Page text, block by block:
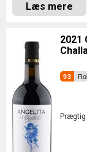
Læs mere
2021